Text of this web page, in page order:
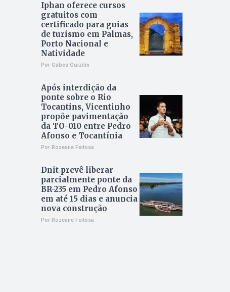
Iphan oferece cursos
gratuitos com
certificado para guias
de turismo em Palmas,
Porto Nacional e
Natividade
Por Gabes Guizilin
Após interdição da
ponte sobre o Rio
Tocantins, Vicentinho
propõe pavimentação
da TO-010 entre Pedro
Afonso e Tocantínia
Por Rozeane Feitosa
Dnit prevê liberar
parcialmente ponte da
BR-235 em Pedro Afonso
em até 15 dias e anuncia
nova construção
Por Rozeane Feitosa